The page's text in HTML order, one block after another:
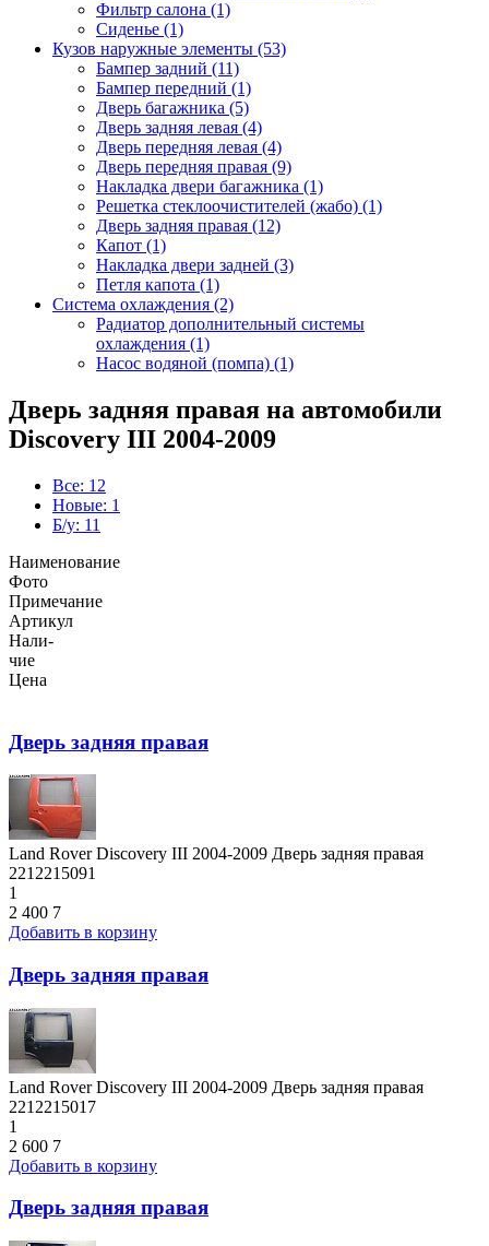
Фильтр салона (1)
Сиденье (1)
Кузов наружные элементы (53)
Бампер задний (11)
Бампер передний (1)
Дверь багажника (5)
Дверь задняя левая (4)
Дверь передняя левая (4)
Дверь передняя правая (9)
Накладка двери багажника (1)
Решетка стеклоочистителей (жабо) (1)
Дверь задняя правая (12)
Капот (1)
Накладка двери задней (3)
Петля капота (1)
Система охлаждения (2)
Радиатор дополнительный системы
охлаждения (1)
Насос водяной (помпа) (1)
Дверь задняя правая на автомобили
Discovery III 2004-2009
Все: 12
Новые: 1
Б/у: 11
Наименование
Фото
Примечание
Артикул
Нали-
чие
Цена
Дверь задняя правая
Land Rover Discovery III 2004-2009 Дверь задняя правая
2212215091
1
2 400 7
Добавить в корзину
Дверь задняя правая
Land Rover Discovery III 2004-2009 Дверь задняя правая
2212215017
1
2 600 7
Добавить в корзину
Дверь задняя правая